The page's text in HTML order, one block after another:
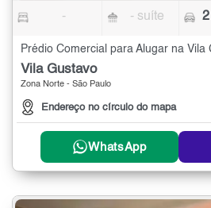
- - suíte
Prédio Comercial para Alugar na Vila
Vila Gustavo
Zona Norte - São Paulo
Endereço no círculo do mapa
WhatsApp